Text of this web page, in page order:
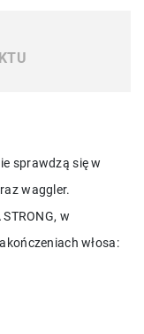
sprawdzą się w
waggler.
w
włosa: